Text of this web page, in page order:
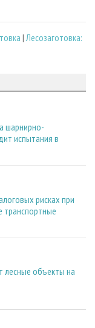
| Лесозаготовка:
шарнирно-
испытания в
рисках при
транспортные
лесные объекты на